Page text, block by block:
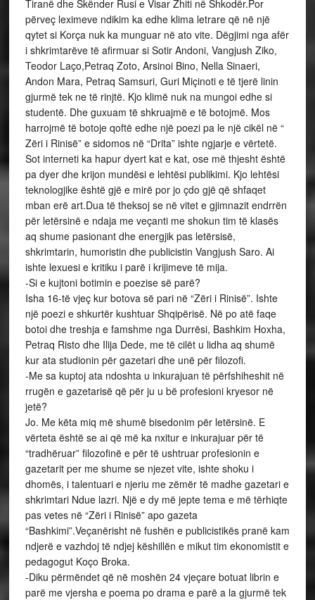
Tiranë dhe Skënder Rusi e Visar Zhiti në Shkodër.Por
përveç leximeve ndikim ka edhe klima letrare që në një
qytet si Korça nuk ka munguar në ato vite. Dëgjimi nga afër
i shkrimtarëve të afirmuar si Sotir Andoni, Vangjush Ziko,
Teodor Laço,Petraq Zoto, Arsinoi Bino, Nella Sinaeri,
Andon Mara, Petraq Samsuri, Guri Miçinoti e të tjerë linin
gjurmë tek ne të rinjtë. Kjo klimë nuk na mungoi edhe si
studentë. Dhe guxuam të shkruajmë e të botojmë. Mos
harrojmë të botoje qoftë edhe një poezi pa le një cikël në “
Zëri i Rinisë” e sidomos në “Drita” ishte ngjarje e vërtetë.
Sot interneti ka hapur dyert kat e kat, ose më thjesht është
pa dyer dhe krijon mundësi e lehtësi publikimi. Kjo lehtësi
teknologjike është gjë e mirë por jo çdo gjë që shfaqet
mban erë art.Dua të theksoj se në vitet e gjimnazit endrrën
për letërsinë e ndaja me veçanti me shokun tim të klasës
aq shume pasionant dhe energjik pas letërsisë,
shkrimtarin, humoristin dhe publicistin Vangjush Saro. Ai
ishte lexuesi e kritiku i parë i krijimeve të mija.
-Si e kujtoni botimin e poezise së parë?
Isha 16-të vjeç kur botova së pari në “Zëri i Rinisë”. Ishte
një poezi e shkurtër kushtuar Shqipërisë. Në po atë faqe
botoi dhe treshja e famshme nga Durrësi, Bashkim Hoxha,
Petraq Risto dhe Ilija Dede, me të cilët u lidha aq shumë
kur ata studionin për gazetari dhe unë për filozofi.
-Me sa kuptoj ata ndoshta u inkurajuan të përfshiheshit në
rrugën e gazetarisë që për ju u bë profesioni kryesor në
jetë?
Jo. Me këta miq më shumë bisedonim për letërsinë. E
vërteta është se ai që më ka nxitur e inkurajuar për të
“tradhëruar” filozofinë e për të ushtruar profesionin e
gazetarit per me shume se njezet vite, ishte shoku i
dhomës, i talentuari e njeriu me zëmër të madhe gazetari e
shkrimtari Ndue lazri. Një e dy më jepte tema e më tërhiqte
pas vetes në “Zëri i Rinisë” apo gazeta
“Bashkimi”.Veçanërisht në fushën e publicistikës pranë kam
ndjerë e vazhdoj të ndjej këshillën e mikut tim ekonomistit e
pedagogut Koço Broka.
-Diku përmëndet që në moshën 24 vjeçare botuat librin e
parë me vjersha e poema po drama e parë a la gjurmë tek